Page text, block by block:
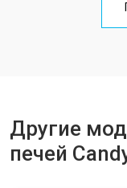
Замена лампочки
Другие
печей